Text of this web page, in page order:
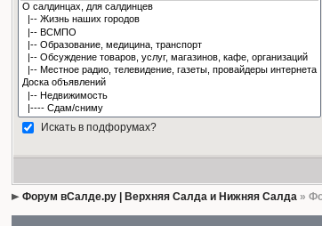
Искать в подфорумах?
Форум вСалде.ру | Верхняя Салда и Нижняя Салда »